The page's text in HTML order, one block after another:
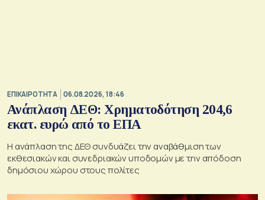
ΕΠΙΚΑΙΡΟΤΗΤΑ 06.08.2026, 18:46
Ανάπλαση ΔΕΘ: Χρηματοδότηση 204,6
εκατ. ευρώ από το ΕΠΑ
Η ανάπλαση της ΔΕΘ συνδυάζει την αναβάθμιση των
εκθεσιακών και συνεδριακών υποδομών με την απόδοση
δημόσιου χώρου στους πολίτες